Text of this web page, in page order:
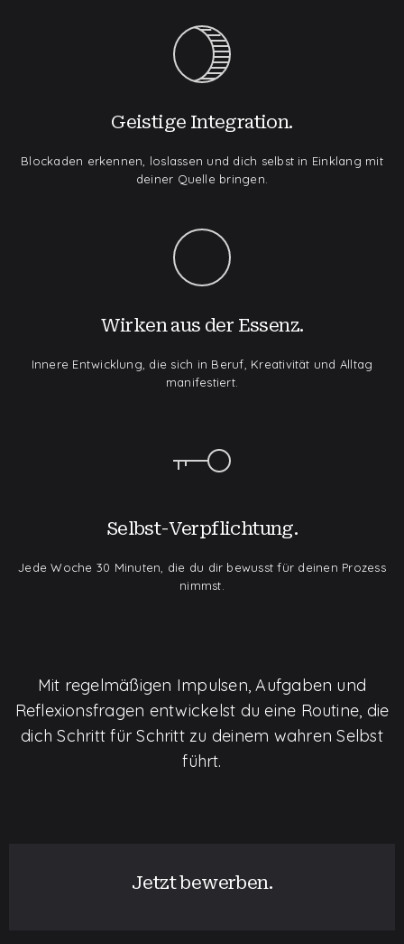
Geistige Integration.
Blockaden erkennen, loslassen und dich selbst in Einklang mit
deiner Quelle bringen.
Wirken aus der Essenz.
Innere Entwicklung, die sich in Beruf, Kreativität und Alltag
manifestiert.
Selbst-Verpflichtung.
Jede Woche 30 Minuten, die du dir bewusst für deinen Prozess
nimmst.
Mit regelmäßigen Impulsen, Aufgaben und
Reflexionsfragen entwickelst du eine Routine, die
dich Schritt für Schritt zu deinem wahren Selbst
führt.
Jetzt bewerben.